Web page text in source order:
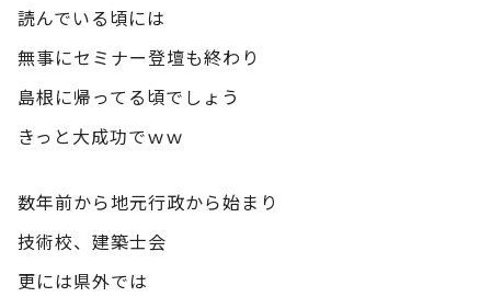
読んでいる頃には
無事にセミナー登壇も終わり
島根に帰ってる頃でしょう
きっと大成功でｗｗ
数年前から地元行政から始まり
技術校、建築士会
更には県外では